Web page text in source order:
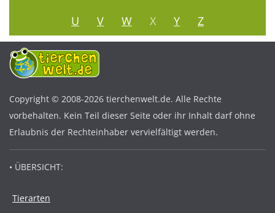
U
V W X Y Z
Copyright © 2008-2026 tierchenwelt.de. Alle Rechte
vorbehalten. Kein Teil dieser Seite oder ihr Inhalt darf ohne
Erlaubnis der Rechteinhaber vervielfältigt werden.
• ÜBERSICHT:
Tierarten